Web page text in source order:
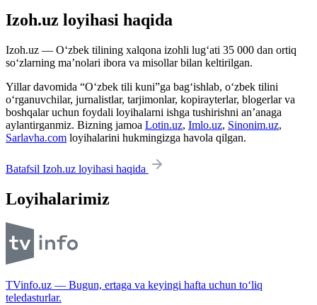
Izoh.uz loyihasi haqida
Izoh.uz — O‘zbek tilining xalqona izohli lug‘ati 35 000 dan ortiq
so‘zlarning ma’nolari ibora va misollar bilan keltirilgan.
Yillar davomida “O‘zbek tili kuni”ga bag‘ishlab, o‘zbek tilini
o‘rganuvchilar, jurnalistlar, tarjimonlar, kopirayterlar, blogerlar va
boshqalar uchun foydali loyihalarni ishga tushirishni an’anaga
aylantirganmiz. Bizning jamoa Lotin.uz, Imlo.uz, Sinonim.uz,
Sarlavha.com loyihalarini hukmingizga havola qilgan.
Batafsil Izoh.uz loyihasi haqida
Loyihalarimiz
TVinfo.uz — Bugun, ertaga va keyingi hafta uchun to‘liq
teledasturlar.